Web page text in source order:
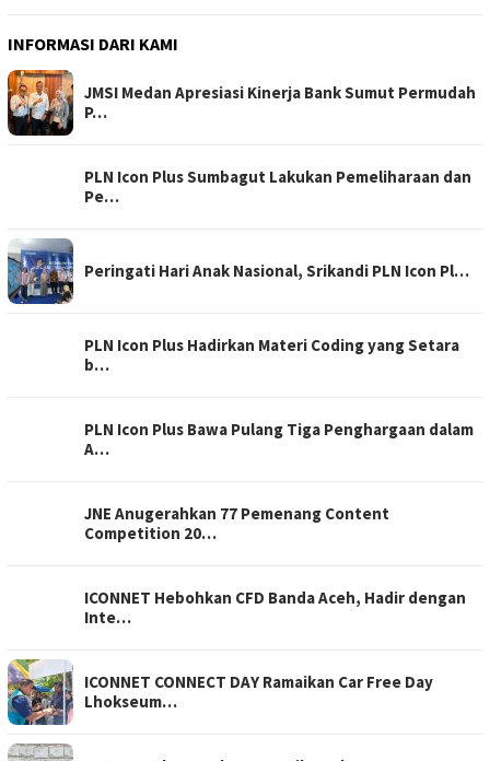
INFORMASI DARI KAMI
JMSI Medan Apresiasi Kinerja Bank Sumut Permudah
P…
PLN Icon Plus Sumbagut Lakukan Pemeliharaan dan
Pe…
Peringati Hari Anak Nasional, Srikandi PLN Icon Pl…
PLN Icon Plus Hadirkan Materi Coding yang Setara
b…
PLN Icon Plus Bawa Pulang Tiga Penghargaan dalam
A…
JNE Anugerahkan 77 Pemenang Content
Competition 20…
ICONNET Hebohkan CFD Banda Aceh, Hadir dengan
Inte…
ICONNET CONNECT DAY Ramaikan Car Free Day
Lhokseum…